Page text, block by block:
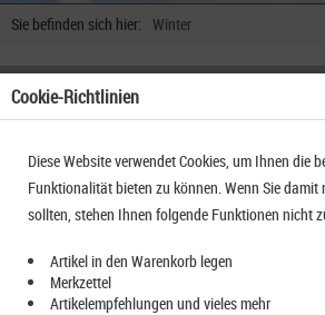
Sie befinden sich hier: Winter
Sunbed Fire
Cookie-Richtlinien
Diese Website verwendet Cookies, um Ihnen die
Funktionalität bieten zu können. Wenn Sie damit
sollten, stehen Ihnen folgende Funktionen nicht
Artikel in den Warenkorb legen
Merkzettel
Artikelempfehlungen und vieles mehr